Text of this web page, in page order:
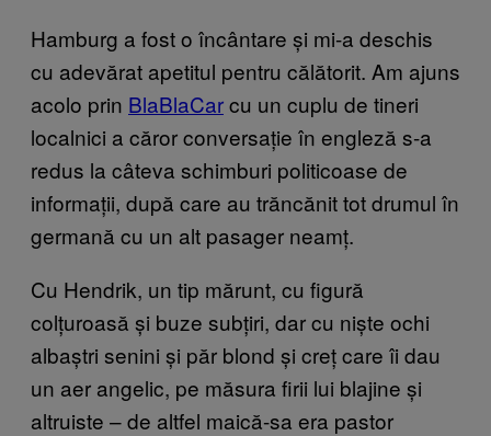
Hamburg a fost o încântare și mi-a deschis
cu adevărat apetitul pentru călătorit. Am ajuns
acolo prin BlaBlaCarcu un cuplu de tineri
localnici a căror conversație în engleză s-a
redus la câteva schimburi politicoase de
informații, după care au trăncănit tot drumul în
germană cu un alt pasager neamț.
Cu Hendrik, un tip mărunt, cu figură
colțuroasă și buze subțiri, dar cu niște ochi
albaștri senini și păr blond și creț care îi dau
un aer angelic, pe măsura firii lui blajine și
altruiste – de altfel maică-sa era pastor